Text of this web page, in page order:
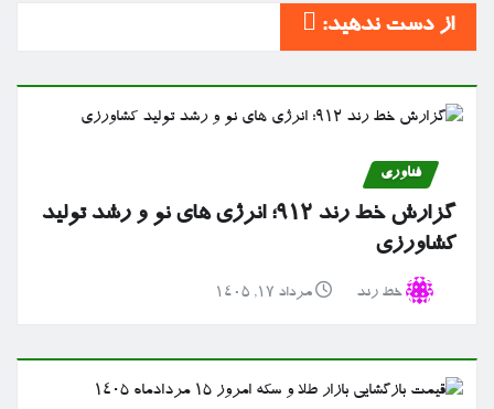
از دست ندهید:
فناوری
گزارش خط رند ۹۱۲؛ انرژی های نو و رشد تولید
کشاورزی
خط رند مرداد ۱۷, ۱۴۰۵